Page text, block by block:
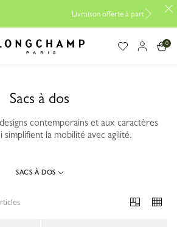
Livraison offerte à partir de 200CHF
- Accueil
0
Sacs à dos
contemporains et aux caractères
simplifient la mobilité avec agilité.
SACS À DOS